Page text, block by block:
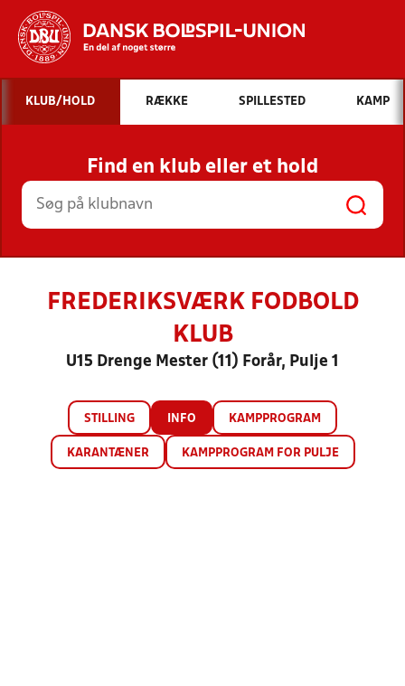
Hvad vil du søge efter?
INDHOLD OG NYHEDER
STILLINGER, RESULTATER, KLUBBER OG
HOLD
KLUB/HOLD RÆKKE SPILLESTED KAMP
Find en klub eller et hold
FREDERIKSVÆRK FODBOLD
KLUB
U15 Drenge Mester (11) Forår, Pulje 1
STILLING INFO KAMPPROGRAM
KARANTÆNER KAMPPROGRAM FOR PULJE